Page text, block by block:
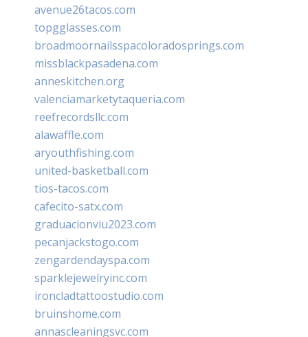
avenue26tacos.com
topgglasses.com
broadmoornailsspacoloradosprings.com
missblackpasadena.com
anneskitchen.org
valenciamarketytaqueria.com
reefrecordsllc.com
alawaffle.com
aryouthfishing.com
united-basketball.com
tios-tacos.com
cafecito-satx.com
graduacionviu2023.com
pecanjackstogo.com
zengardendayspa.com
sparklejewelryinc.com
ironcladtattoostudio.com
bruinshome.com
annascleaningsvc.com